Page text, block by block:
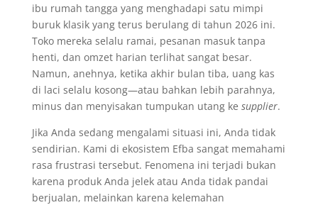
ibu rumah tangga yang menghadapi satu mimpi
buruk klasik yang terus berulang di tahun 2026 ini.
Toko mereka selalu ramai, pesanan masuk tanpa
henti, dan omzet harian terlihat sangat besar.
Namun, anehnya, ketika akhir bulan tiba, uang kas
di laci selalu kosong—atau bahkan lebih parahnya,
minus dan menyisakan tumpukan utang ke supplier.
Jika Anda sedang mengalami situasi ini, Anda tidak
sendirian. Kami di ekosistem Efba sangat memahami
rasa frustrasi tersebut. Fenomena ini terjadi bukan
karena produk Anda jelek atau Anda tidak pandai
berjualan, melainkan karena kelemahan